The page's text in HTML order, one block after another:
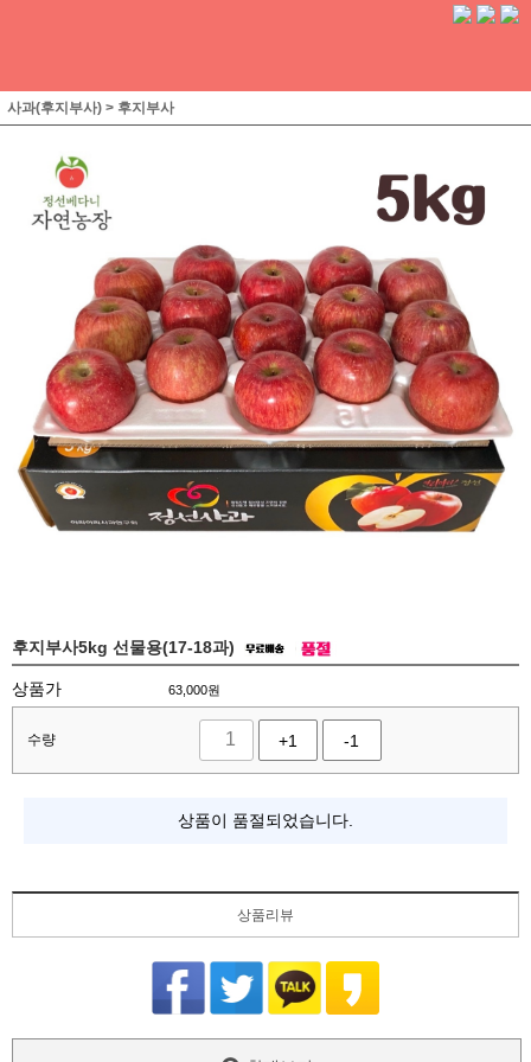
사과(후지부사) > 후지부사
후지부사5kg 선물용(17-18과)
상품가 63,000원
수량 +1 -1
상품이 품절되었습니다.
상품리뷰